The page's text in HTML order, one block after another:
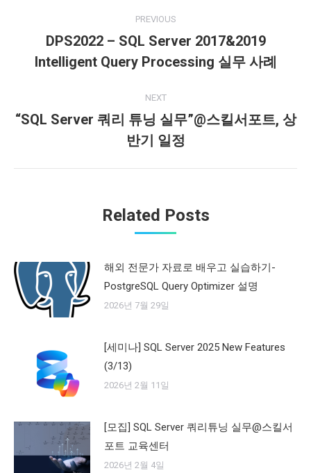
navigation
PREVIOUS
post:
DPS2022 – SQL Server 2017&2019
Intelligent Query Processing 실무 사례
NEXT
Next
post:
“SQL Server 쿼리 튜닝 실무”@스킬서포트, 상
반기 일정
Related Posts
해외 전문가 자료로 배우고 실습하기-
PostgreSQL Query Optimizer 설명
2026년 7월 29일
[세미나] SQL Server 2025 New Features
(3/13)
2026년 2월 11일
[모집] SQL Server 쿼리튜닝 실무@스킬서
포트 교육센터
2026년 2월 4일